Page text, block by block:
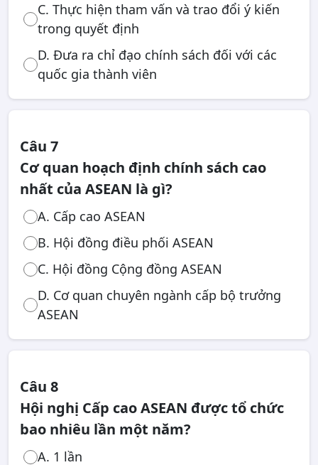
C. Thực hiện tham vấn và trao đổi ý kiến
trong quyết định
D. Đưa ra chỉ đạo chính sách đối với các
quốc gia thành viên
Câu 7
Cơ quan hoạch định chính sách cao
nhất của ASEAN là gì?
A. Cấp cao ASEAN
B. Hội đồng điều phối ASEAN
C. Hội đồng Cộng đồng ASEAN
D. Cơ quan chuyên ngành cấp bộ trưởng
ASEAN
Câu 8
Hội nghị Cấp cao ASEAN được tổ chức
bao nhiêu lần một năm?
A. 1 lần